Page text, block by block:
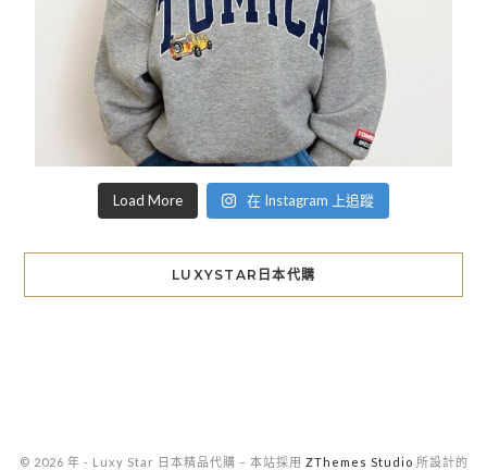
Load More 在 Instagram 上追蹤
LUXYSTAR日本代購
© 2026 年 - Luxy Star 日本精品代購 – 本站採用 ZThemes Studio 所設計的